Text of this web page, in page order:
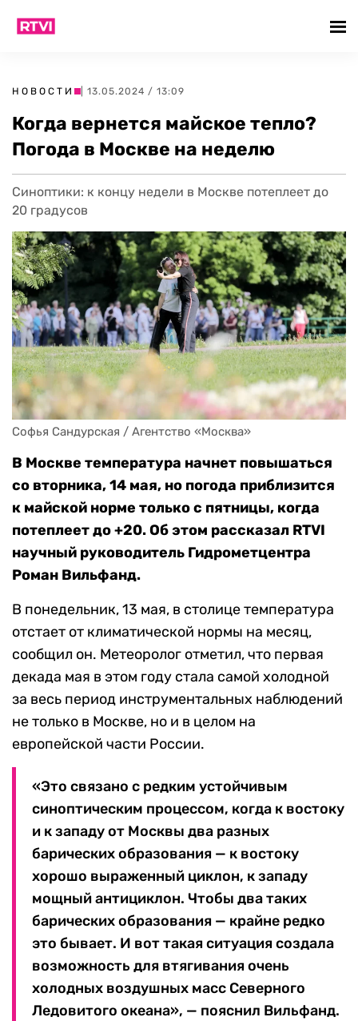
НОВОСТИ | 13.05.2024 / 13:09
Когда вернется майское тепло?
Погода в Москве на неделю
Синоптики: к концу недели в Москве потеплеет до
20 градусов
Софья Сандурская / Агентство «Москва»
В Москве температура начнет повышаться
со вторника, 14 мая, но погода приблизится
к майской норме только с пятницы, когда
потеплеет до +20. Об этом рассказал RTVI
научный руководитель Гидрометцентра
Роман Вильфанд.
В понедельник, 13 мая, в столице температура
отстает от климатической нормы на месяц,
сообщил он. Метеоролог отметил, что первая
декада мая в этом году стала самой холодной
за весь период инструментальных наблюдений
не только в Москве, но и в целом на
европейской части России.
«Это связано с редким устойчивым
синоптическим процессом, когда к востоку
и к западу от Москвы два разных
барических образования — к востоку
хорошо выраженный циклон, к западу
мощный антициклон. Чтобы два таких
барических образования — крайне редко
это бывает. И вот такая ситуация создала
возможность для втягивания очень
холодных воздушных масс Северного
Ледовитого океана», — пояснил Вильфанд.